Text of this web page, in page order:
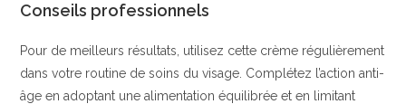
Conseils professionnels
Pour de meilleurs résultats, utilisez cette crème régulièrement
dans votre routine de soins du visage. Complétez l’action anti-
âge en adoptant une alimentation équilibrée et en limitant